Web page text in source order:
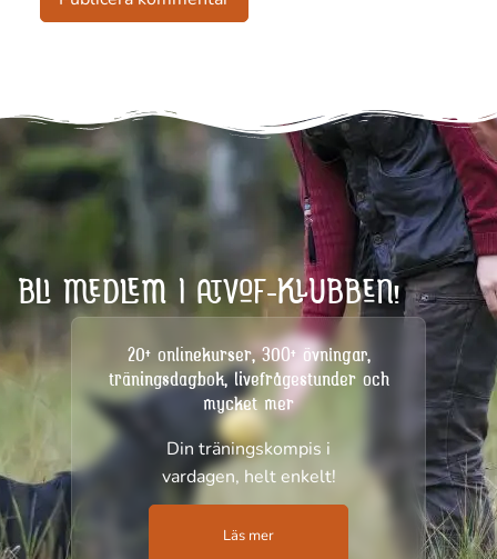
BLI MEDLEM I ATVOF-KLUBBEN!
20+ onlinekurser, 300+ övningar,
träningsdagbok, livefrågestunder och
mycket mer
Din träningskompis i
vardagen, helt enkelt!
Läs mer